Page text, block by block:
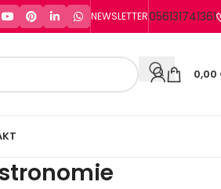
NEWSLETTER056131741361
0,00